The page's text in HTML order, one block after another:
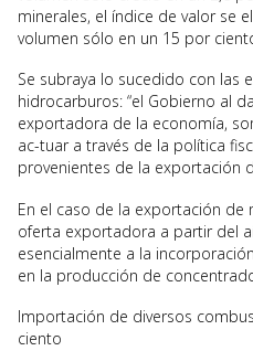
minerales, el índice de valor se
volumen sólo en un 15 por ciento
Se subraya lo sucedido con las
hidrocarburos: “el Gobierno al
exportadora de la economía,
ac-tuar a través de la política
provenientes de la exportación
En el caso de la exportación de
oferta exportadora a partir del
esencialmente a la
en la producción de
Importación de diversos
ciento